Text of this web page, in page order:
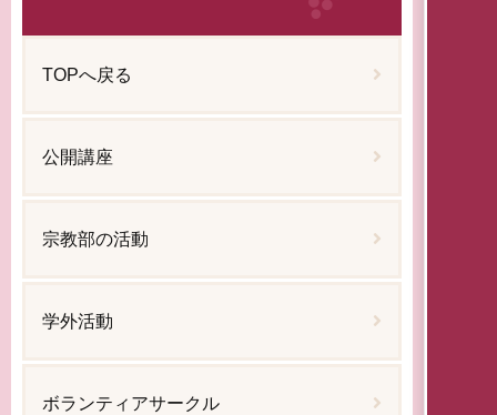
TOPへ戻る
公開講座
宗教部の活動
学外活動
ボランティアサークル